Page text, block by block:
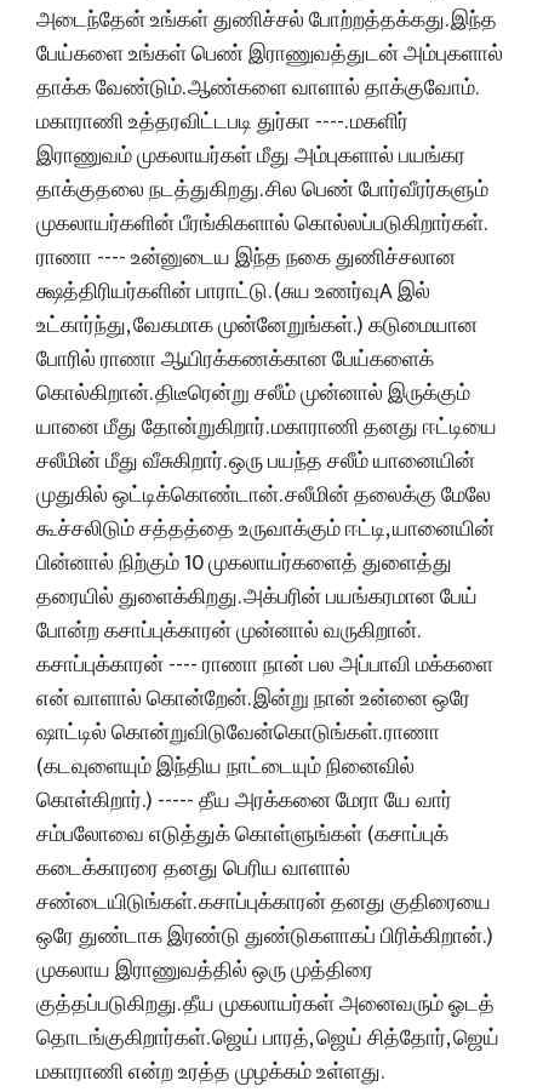
அடைந்தேன் உங்கள் துணிச்சல் போற்றத்தக்கது. இந்த
பேய்களை உங்கள் பெண் இராணுவத்துடன் அம்புகளால்
தாக்க வேண்டும். ஆண்களை வாளால் தாக்குவோம்.
மகாராணி உத்தரவிட்டபடி துர்கா ----. மகளிர்
இராணுவம் முகலாயர்கள் மீது அம்புகளால் பயங்கர
தாக்குதலை நடத்துகிறது. சில பெண் போர்வீரர்களும்
முகலாயர்களின் பீரங்கிகளால் கொல்லப்படுகிறார்கள்.
ராணா ---- உன்னுடைய இந்த நகை துணிச்சலான
க்ஷத்திரியர்களின் பாராட்டு. (சுய உணர்வுA இல்
உட்கார்ந்து, வேகமாக முன்னேறுங்கள்.) கடுமையான
போரில் ராணா ஆயிரக்கணக்கான பேய்களைக்
கொல்கிறான். திடீரென்று சலீம் முன்னால் இருக்கும்
யானை மீது தோன்றுகிறார். மகாராணி தனது ஈட்டியை
சலீமின் மீது வீசுகிறார். ஒரு பயந்த சலீம் யானையின்
முதுகில் ஒட்டிக்கொண்டான். சலீமின் தலைக்கு மேலே
கூச்சலிடும் சத்தத்தை உருவாக்கும் ஈட்டி, யானையின்
பின்னால் நிற்கும் 10 முகலாயர்களைத் துளைத்து
தரையில் துளைக்கிறது. அக்பரின் பயங்கரமான பேய்
போன்ற கசாப்புக்காரன் முன்னால் வருகிறான்.
கசாப்புக்காரன் ---- ராணா நான் பல அப்பாவி மக்களை
என் வாளால் கொன்றேன். இன்று நான் உன்னை ஒரே
ஷாட்டில் கொன்றுவிடுவேன்கொடுங்கள். ராணா
(கடவுளையும் இந்திய நாட்டையும் நினைவில்
கொள்கிறார்.) ----- தீய அரக்கனை மேரா யே வார்
சம்பலோவை எடுத்துக் கொள்ளுங்கள் (கசாப்புக்
கடைக்காரரை தனது பெரிய வாளால்
சண்டையிடுங்கள். கசாப்புக்காரன் தனது குதிரையை
ஒரே துண்டாக இரண்டு துண்டுகளாகப் பிரிக்கிறான்.)
முகலாய இராணுவத்தில் ஒரு முத்திரை
குத்தப்படுகிறது. தீய முகலாயர்கள் அனைவரும் ஓடத்
தொடங்குகிறார்கள். ஜெய் பாரத், ஜெய் சித்தோர், ஜெய்
மகாராணி என்ற உரத்த முழக்கம் உள்ளது.